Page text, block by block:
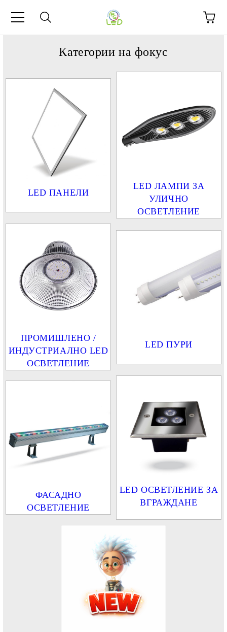
Категории на фокус
LED ПАНЕЛИ
LED ЛАМПИ ЗА
УЛИЧНО
ОСВЕТЛЕНИЕ
ПРОМИШЛЕНО /
ИНДУСТРИАЛНО LED
ОСВЕТЛЕНИЕ
LED ПУРИ
ФАСАДНО
ОСВЕТЛЕНИЕ
LED ОСВЕТЛЕНИЕ ЗА
ВГРАЖДАНЕ